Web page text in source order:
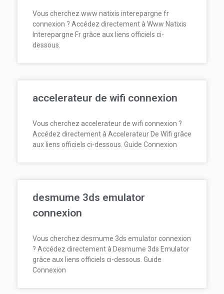
Vous cherchez www natixis interepargne fr
connexion ? Accédez directement à Www Natixis
Interepargne Fr grâce aux liens officiels ci-
dessous.
accelerateur de wifi connexion
Vous cherchez accelerateur de wifi connexion ?
Accédez directement à Accelerateur De Wifi grâce
aux liens officiels ci-dessous. Guide Connexion
desmume 3ds emulator
connexion
Vous cherchez desmume 3ds emulator connexion
? Accédez directement à Desmume 3ds Emulator
grâce aux liens officiels ci-dessous. Guide
Connexion